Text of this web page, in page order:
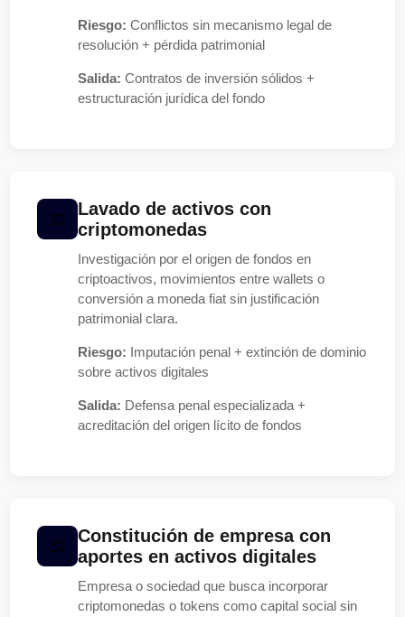
Riesgo: Conflictos sin mecanismo legal de
resolución + pérdida patrimonial
Salida: Contratos de inversión sólidos +
estructuración jurídica del fondo
Lavado de activos con
criptomonedas
Investigación por el origen de fondos en
criptoactivos, movimientos entre wallets o
conversión a moneda fiat sin justificación
patrimonial clara.
Riesgo: Imputación penal + extinción de dominio
sobre activos digitales
Salida: Defensa penal especializada +
acreditación del origen lícito de fondos
Constitución de empresa con
aportes en activos digitales
Empresa o sociedad que busca incorporar
criptomonedas o tokens como capital social sin